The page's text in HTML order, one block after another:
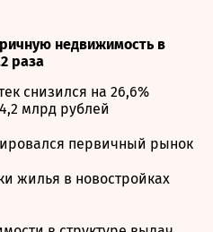
недвижимость в
раза
снизился на 26,6%
млрд рублей
первичный рынок
жилья в новостройках